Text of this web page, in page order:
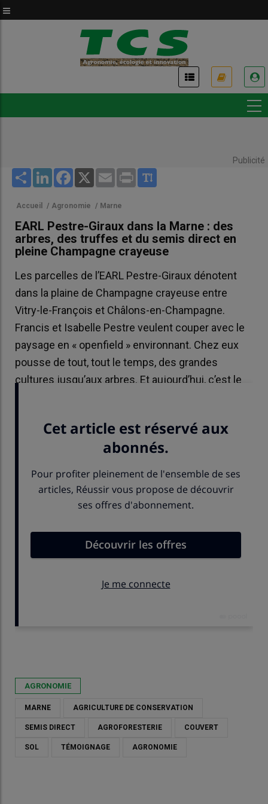
Aller
au
Publicité
Share LinkedInFacebook
X Email Print
Accueil / Agronomie / Marne
EARL Pestre-Giraux dans la Marne : des
arbres, des truffes et du semis direct en
pleine Champagne crayeuse
Les parcelles de l’EARL Pestre-Giraux dénotent
dans la plaine de Champagne crayeuse entre
Vitry-le-François et Châlons-en-Champagne.
Francis et Isabelle Pestre veulent couper avec le
paysage en « openfield » environnant. Chez eux
pousse de tout, tout le temps, des grandes
cultures jusqu’aux arbres. Et aujourd’hui, c’est le
AGRONOMIE
MARNE AGRICULTURE DE CONSERVATION
SEMIS DIRECT AGROFORESTERIE COUVERT
SOL TÉMOIGNAGE AGRONOMIE